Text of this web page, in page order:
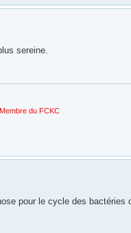
sereine.
Membre du FCKC
pour le cycle des